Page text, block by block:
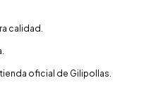
calidad.
oficial de Gilipollas.